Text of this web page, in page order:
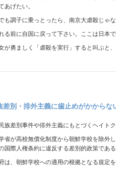
あげたい。
も調子に乗っとったら、南京大虐殺じゃ
る前に自国に戻って下さい。ここは日本
が勇ましく「虐殺を実行」すると叫ぶと
差別・排外主義に歯止めがかからな
族差別事件や排外主義にもとづくヘイト
省が高校無償化制度から朝鮮学校を除外
国際人権条約に違反する差別的政策であ
は、朝鮮学校への適用の根拠となる規定